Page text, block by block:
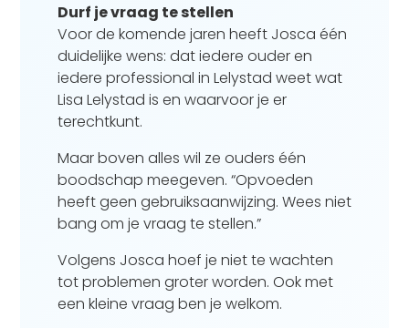
Durf je vraag te stellen
Voor de komende jaren heeft Josca één
duidelijke wens: dat iedere ouder en
iedere professional in Lelystad weet wat
Lisa Lelystad is en waarvoor je er
terechtkunt.
Maar boven alles wil ze ouders één
boodschap meegeven. “Opvoeden
heeft geen gebruiksaanwijzing. Wees niet
bang om je vraag te stellen.”
Volgens Josca hoef je niet te wachten
tot problemen groter worden. Ook met
een kleine vraag ben je welkom.